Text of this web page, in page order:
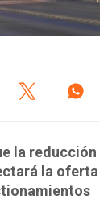
la reducción
la oferta